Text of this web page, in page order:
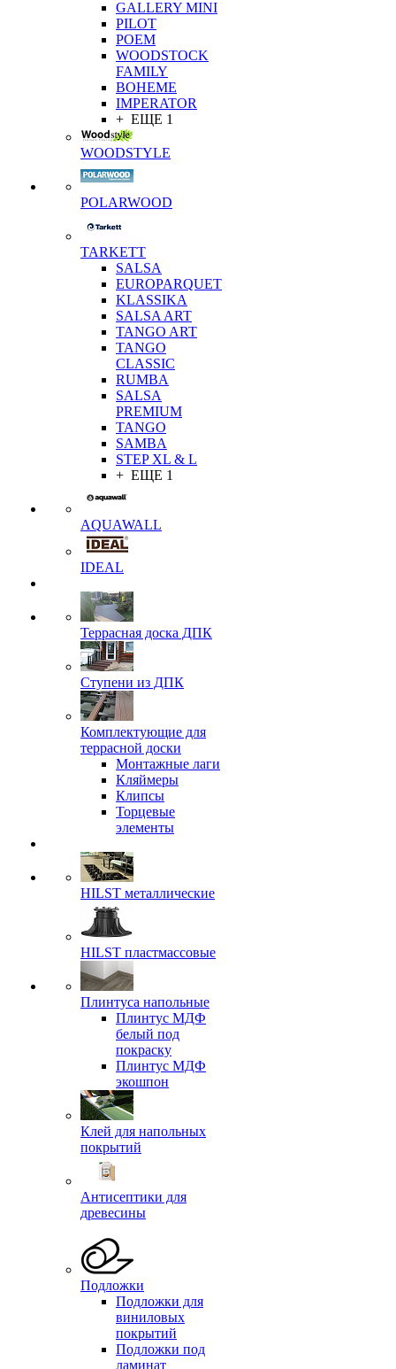
GALLERY MINI
PILOT
POEM
WOODSTOCK
FAMILY
BOHEME
IMPERATOR
+ ЕЩЕ 1
WOODSTYLE
POLARWOOD
TARKETT
SALSA
EUROPARQUET
KLASSIKA
SALSA ART
TANGO ART
TANGO
CLASSIC
RUMBA
SALSA
PREMIUM
TANGO
SAMBA
STEP XL & L
+ ЕЩЕ 1
AQUAWALL
IDEAL
Террасная доска ДПК
Ступени из ДПК
Комплектующие для
террасной доски
Монтажные лаги
Кляймеры
Клипсы
Торцевые
элементы
HILST металлические
HILST пластмассовые
Плинтуса напольные
Плинтус МДФ
белый под
покраску
Плинтус МДФ
экошпон
Клей для напольных
покрытий
Антисептики для
древесины
Подложки
Подложки для
виниловых
покрытий
Подложки под
ламинат